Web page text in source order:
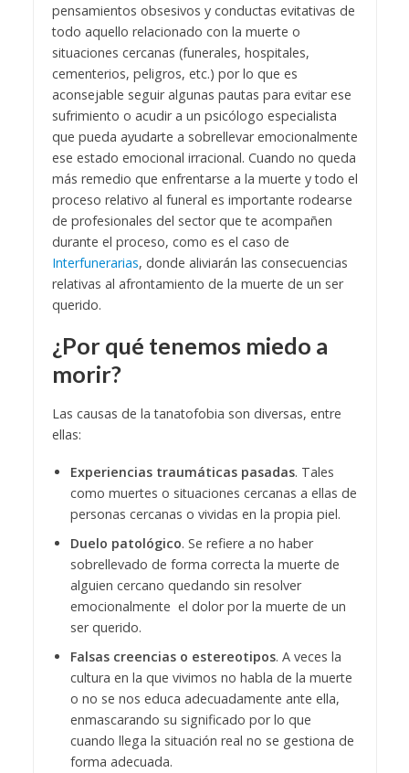
pensamientos obsesivos y conductas evitativas de
todo aquello relacionado con la muerte o
situaciones cercanas (funerales, hospitales,
cementerios, peligros, etc.) por lo que es
aconsejable seguir algunas pautas para evitar ese
sufrimiento o acudir a un psicólogo especialista
que pueda ayudarte a sobrellevar emocionalmente
ese estado emocional irracional. Cuando no queda
más remedio que enfrentarse a la muerte y todo el
proceso relativo al funeral es importante rodearse
de profesionales del sector que te acompañen
durante el proceso, como es el caso de
Interfunerarias, donde aliviarán las consecuencias
relativas al afrontamiento de la muerte de un ser
querido.
¿Por qué tenemos miedo a
morir?
Las causas de la tanatofobia son diversas, entre
ellas:
Experiencias traumáticas pasadas. Tales
como muertes o situaciones cercanas a ellas de
personas cercanas o vividas en la propia piel.
Duelo patológico. Se refiere a no haber
sobrellevado de forma correcta la muerte de
alguien cercano quedando sin resolver
emocionalmente el dolor por la muerte de un
ser querido.
Falsas creencias o estereotipos. A veces la
cultura en la que vivimos no habla de la muerte
o no se nos educa adecuadamente ante ella,
enmascarando su significado por lo que
cuando llega la situación real no se gestiona de
forma adecuada.